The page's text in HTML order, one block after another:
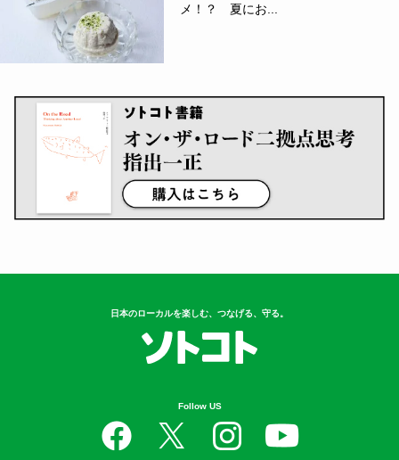
メ！？ 夏にお...
日本のローカルを楽しむ、つなげる、守る。
Follow US